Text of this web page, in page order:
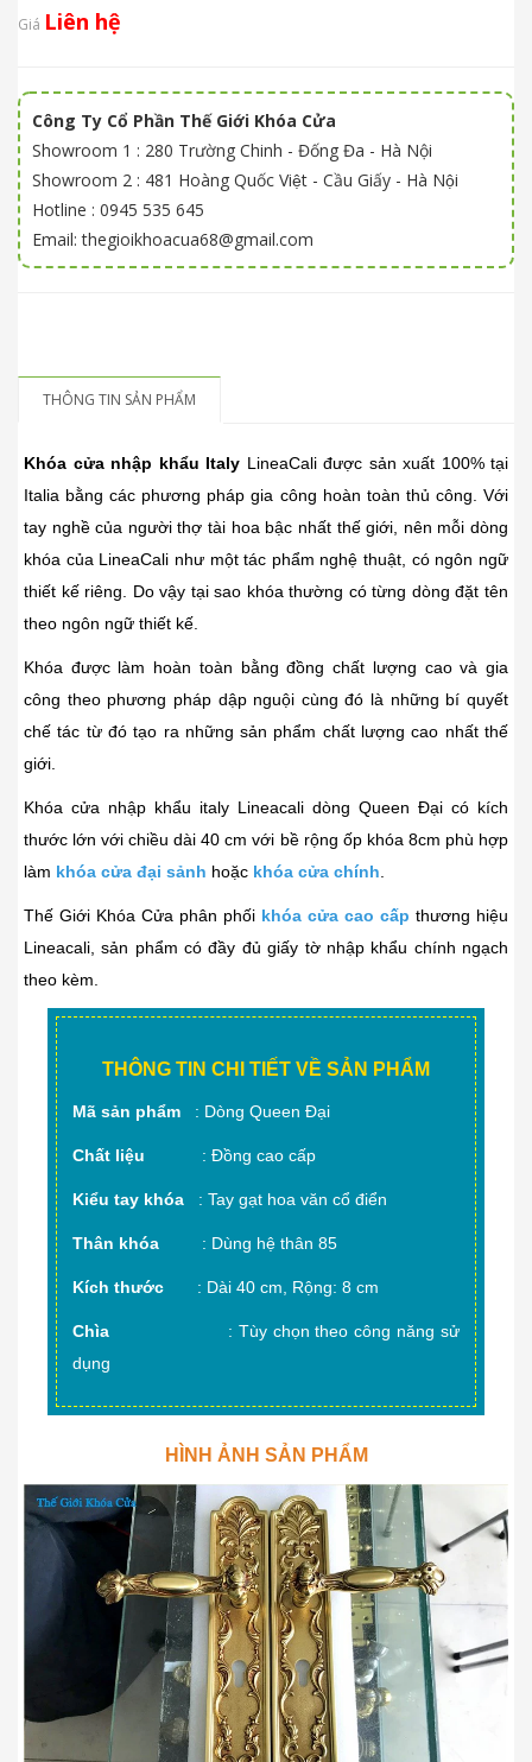
Giá Liên hệ
Công Ty Cổ Phần Thế Giới Khóa Cửa
Showroom 1 : 280 Trường Chinh - Đống Đa - Hà Nội
Showroom 2 : 481 Hoàng Quốc Việt - Cầu Giấy - Hà Nội
Hotline : 0945 535 645
Email: thegioikhoacua68@gmail.com
THÔNG TIN SẢN PHẨM
Khóa cửa nhập khẩu Italy LineaCali được sản xuất 100% tại
Italia bằng các phương pháp gia công hoàn toàn thủ công. Với
tay nghề của người thợ tài hoa bậc nhất thế giới, nên mỗi dòng
khóa của LineaCali như một tác phẩm nghệ thuật, có ngôn ngữ
thiết kế riêng. Do vậy tại sao khóa thường có từng dòng đặt tên
theo ngôn ngữ thiết kế.
Khóa được làm hoàn toàn bằng đồng chất lượng cao và gia
công theo phương pháp dập nguội cùng đó là những bí quyết
chế tác từ đó tạo ra những sản phẩm chất lượng cao nhất thế
giới.
Khóa cửa nhập khẩu italy Lineacali dòng Queen Đại có kích
thước lớn với chiều dài 40 cm với bề rộng ốp khóa 8cm phù hợp
làm khóa cửa đại sảnh hoặc khóa cửa chính
Thế Giới Khóa Cửa phân phối khóa cửa cao cấp thương hiệu
Lineacali, sản phẩm có đầy đủ giấy tờ nhập khẩu chính ngạch
theo kèm.
THÔNG TIN CHI TIẾT VỀ SẢN PHẨM
Mã sản phẩm : Dòng Queen Đại
Chất liệu : Đồng cao cấp
Kiểu tay khóa : Tay gạt hoa văn cổ điển
Thân khóa : Dùng hệ thân 85
Kích thước : Dài 40 cm, Rộng: 8 cm
Chìa
: Tùy chọn theo công năng sử
dụng
HÌNH ẢNH SẢN PHẨM